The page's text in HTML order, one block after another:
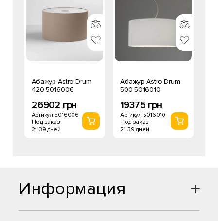
Абажур Astro Drum
420 5016006
26902 грн
Артикул 5016006
Под заказ
21-39 дней
Абажур Astro Drum
500 5016010
19375 грн
Артикул 5016010
Под заказ
21-39 дней
Информация